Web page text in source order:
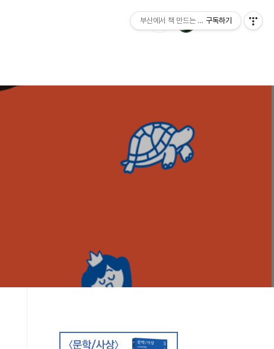
부산에서 책 만드는 이야기 : 산지니출판사 블
구독하기